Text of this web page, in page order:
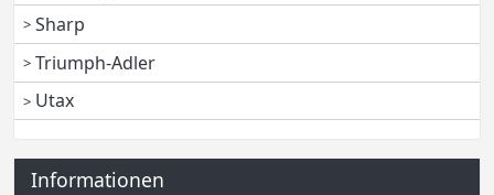
Sharp
Triumph-Adler
Utax
Informationen